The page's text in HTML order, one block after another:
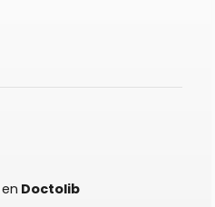
en Doctolib